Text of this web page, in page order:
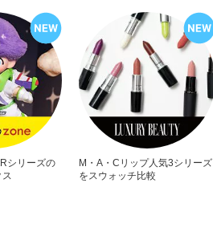
シリーズの
ス
M・A・Cリップ人気3シリーズ
をスウォッチ比較